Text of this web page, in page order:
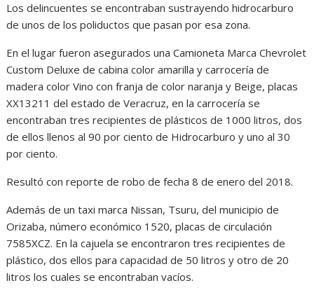
Los delincuentes se encontraban sustrayendo hidrocarburo
de unos de los poliductos que pasan por esa zona.
En el lugar fueron asegurados una Camioneta Marca Chevrolet
Custom Deluxe de cabina color amarilla y carrocería de
madera color Vino con franja de color naranja y Beige, placas
XX13211 del estado de Veracruz, en la carrocería se
encontraban tres recipientes de plásticos de 1000 litros, dos
de ellos llenos al 90 por ciento de Hidrocarburo y uno al 30
por ciento.
Resultó con reporte de robo de fecha 8 de enero del 2018.
Además de un taxi marca Nissan, Tsuru, del municipio de
Orizaba, número económico 1520, placas de circulación
7585XCZ. En la cajuela se encontraron tres recipientes de
plástico, dos ellos para capacidad de 50 litros y otro de 20
litros los cuales se encontraban vacíos.